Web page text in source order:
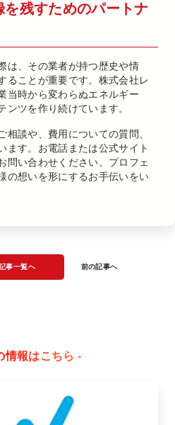
を残すためのパートナ
は、その業者が持つ歴史や情
ることが重要です。株式会社レ
当時から変わらぬエネルギー
ンツを作り続けています。
談や、費用についての質問、
ます。お電話または公式サイト
問い合わせください。プロフェ
の想いを形にするお手伝いをい
事一覧へ 前の記事へ
情報はこちら -